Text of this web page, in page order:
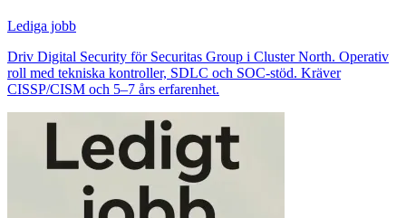
Lediga jobb
Driv Digital Security för Securitas Group i Cluster North. Operativ
roll med tekniska kontroller, SDLC och SOC-stöd. Kräver
CISSP/CISM och 5–7 års erfarenhet.